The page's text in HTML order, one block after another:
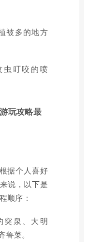
被多的地方
虫叮咬的喷
玩攻略最
据个人喜好
说，以下是
顺序：
突泉、大明
菜。